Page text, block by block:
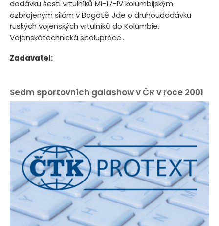
dodávku šesti vrtulníků Mi-17-IV kolumbijským
ozbrojeným silám v Bogotě. Jde o druhoudodávku
ruských vojenských vrtulníků do Kolumbie.
Vojenskátechnická spolupráce...
Zadavatel:
Sedm sportovních galashow v ČR v roce 2001